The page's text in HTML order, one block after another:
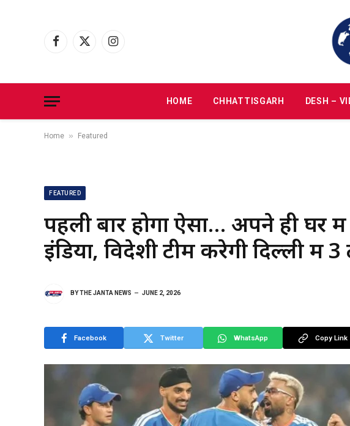
Facebook
X
Instagram
HOME CHHATTISGARH DESH –
Home » Featured
FEATURED
पहली बार होगा ऐसा… अपने ही घर
इंडिया, विदेशी टीम करेगी दिल्ली में
BYTHE JANTA NEWS JUNE 2, 2026
Facebook Twitter WhatsApp Copy Link